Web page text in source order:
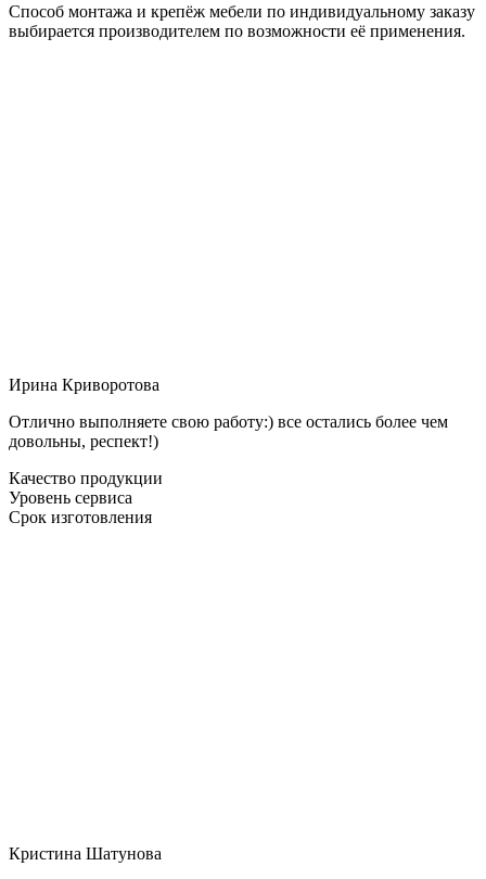
Способ монтажа и крепёж мебели по индивидуальному заказу
выбирается производителем по возможности её применения.
Ирина Криворотова
Отлично выполняете свою работу:) все остались более чем
довольны, респект!)
Качество продукции
Уровень сервиса
Срок изготовления
Кристина Шатунова